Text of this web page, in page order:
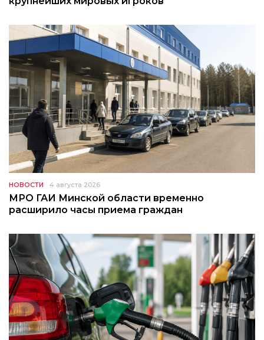
НОВОСТИ 4 августа 2026
МРО ГАИ Минской области временно
расширило часы приема граждан